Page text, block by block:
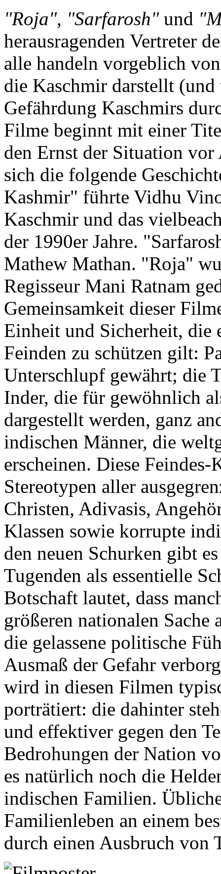
"Roja", "Sarfarosh"und
herausragenden Vertreter
alle handeln vorgeblich
die Kaschmir darstellt
Gefährdung Kaschmirs
Filme beginnt mit einer
den Ernst der Situation
sich die folgende
Kashmir" führte Vidhu
Kaschmir und das
der 1990er Jahre.
Mathew Mathan. "Roja"
Regisseur Mani Ratnam
Gemeinsamkeit dieser
Einheit und Sicherheit, die
Feinden zu schützen gilt:
Unterschlupf gewährt; die
Inder, die für gewöhnlich
dargestellt werden, ganz
indischen Männer, die
erscheinen. Diese
Stereotypen aller
Christen, Adivasis,
Klassen sowie korrupte
den neuen Schurken gibt
Tugenden als essentielle
Botschaft lautet, dass
größeren nationalen Sache
die gelassene politische
Ausmaß der Gefahr
wird in diesen Filmen
porträtiert: die dahinter
und effektiver gegen den
Bedrohungen der Nation
es natürlich noch die
indischen Familien.
Familienleben an einem
durch einen Ausbruch von